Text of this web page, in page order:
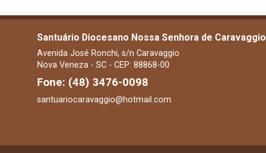
Santuário Diocesano Nossa Senhora de Caravaggio
Avenida José Ronchi, s/n Caravaggio
Nova Veneza - SC - CEP: 88868-00
Fone: (48) 3476-0098
santuariocaravaggio@hotmail.com